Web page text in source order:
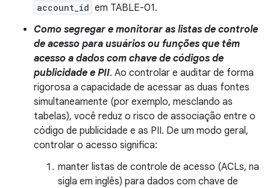
account_id em TABLE-01.
Como segregar e monitorar as listas de controle
de acesso para usuários ou funções que têm
acesso a dados com chave de códigos de
publicidade e PII. Ao controlar e auditar de forma
rigorosa a capacidade de acessar as duas fontes
simultaneamente (por exemplo, mesclando as
tabelas), você reduz o risco de associação entre o
código de publicidade e as PII. De um modo geral,
controlar o acesso significa:
manter listas de controle de acesso (ACLs, na
sigla em inglês) para dados com chave de